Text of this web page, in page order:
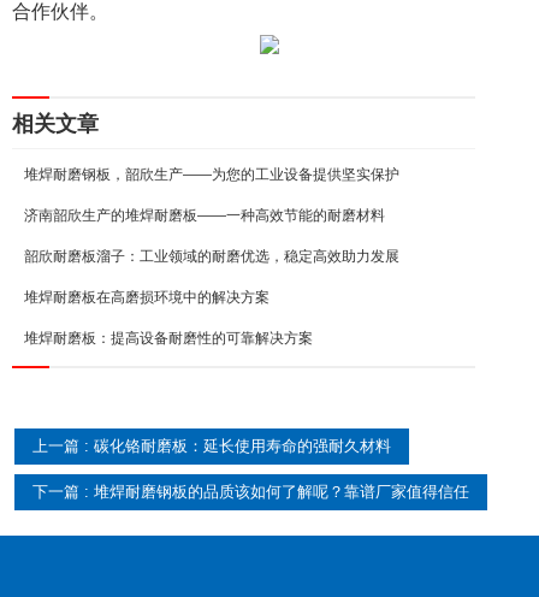
合作伙伴。
相关文章
堆焊耐磨钢板，韶欣生产——为您的工业设备提供坚实保护
济南韶欣生产的堆焊耐磨板——一种高效节能的耐磨材料
韶欣耐磨板溜子：工业领域的耐磨优选，稳定高效助力发展
堆焊耐磨板在高磨损环境中的解决方案
堆焊耐磨板：提高设备耐磨性的可靠解决方案
上一篇 : 碳化铬耐磨板：延长使用寿命的强耐久材料
下一篇 : 堆焊耐磨钢板的品质该如何了解呢？靠谱厂家值得信任